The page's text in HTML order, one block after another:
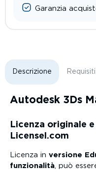
Garanzia
Descrizione Requisiti
Autodesk 3Ds
Licenza originale
Licensel.com
Licenza in versione
funzionalità , può